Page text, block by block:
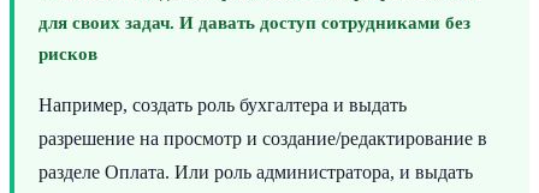
для своих задач. И давать доступ сотрудниками без
рисков
Например, создать роль бухгалтера и выдать
разрешение на просмотр и создание/редактирование в
разделе Оплата. Или роль администратора, и выдать